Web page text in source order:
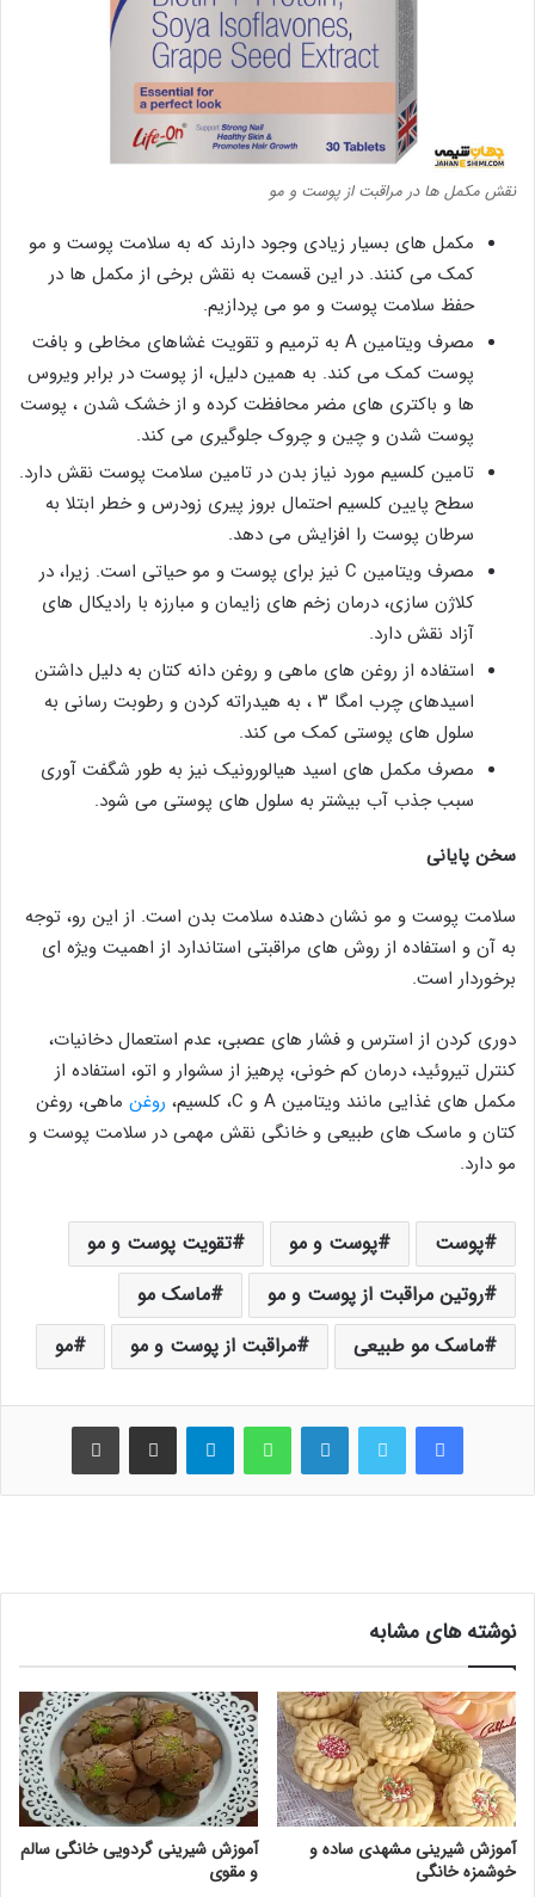
نقش مکمل ها در مراقبت از پوست و مو
مکمل های بسیار زیادی وجود دارند که به سلامت پوست و مو
کمک می کنند. در این قسمت به نقش برخی از مکمل ها در
حفظ سلامت پوست و مو می پردازیم.
مصرف ویتامین A به ترمیم و تقویت غشاهای مخاطی و بافت
پوست کمک می کند. به همین دلیل، از پوست در برابر ویروس
ها و باکتری های مضر محافظت کرده و از خشک شدن ، پوست
پوست شدن و چین و چروک جلوگیری می کند.
تامین کلسیم مورد نیاز بدن در تامین سلامت پوست نقش دارد.
سطح پایین کلسیم احتمال بروز پیری زودرس و خطر ابتلا به
سرطان پوست را افزایش می دهد.
مصرف ویتامین C نیز برای پوست و مو حیاتی است. زیرا، در
کلاژن سازی، درمان زخم های زایمان و مبارزه با رادیکال های
آزاد نقش دارد.
استفاده از روغن های ماهی و روغن دانه کتان به دلیل داشتن
اسیدهای چرب امگا ۳ ، به هیدراته کردن و رطوبت رسانی به
سلول های پوستی کمک می کند.
مصرف مکمل های اسید هیالورونیک نیز به طور شگفت آوری
سبب جذب آب بیشتر به سلول های پوستی می شود.
سخن پایانی
سلامت پوست و مو نشان دهنده سلامت بدن است. از این رو، توجه
به آن و استفاده از روش های مراقبتی استاندارد از اهمیت ویژه ای
برخوردار است.
دوری کردن از استرس و فشار های عصبی، عدم استعمال دخانیات،
کنترل تیروئید، درمان کم خونی، پرهیز از سشوار و اتو، استفاده از
مکمل های غذایی مانند ویتامین A و C، کلسیم،
روغن ماهی، روغن
کتان و ماسک های طبیعی و خانگی نقش مهمی در سلامت پوست و
مو دارد.
پوست پوست و مو
تقویت پوست و مو
روتین مراقبت از پوست و مو
ماسک مو
ماسک مو طبیعی
مراقبت از پوست و مو مو
فیس بوک لینکدین واتس آپ اشتراک گذاری از طریق ایمیل
نوشته های مشابه
آموزش شیرینی مشهدی ساده و
خوشمزه خانگی
آموزش شیرینی گردویی خانگی سالم
و مقوی